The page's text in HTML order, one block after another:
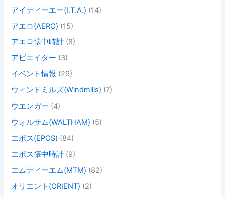
アイティーエー(I.T.A.) (14)
アエロ(AERO) (15)
アエロ懐中時計 (8)
アビエイター (3)
イベント情報 (29)
ウィンドミルズ(Windmills) (7)
ウエンガー (4)
ウォルサム(WALTHAM) (5)
エポス(EPOS) (84)
エポス懐中時計 (9)
エムティーエム(MTM) (82)
オリエント(ORIENT) (2)